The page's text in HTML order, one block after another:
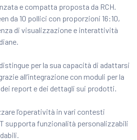
e compatta proposta da RCH.
da 10 pollici con proporzioni 16:10,
di visualizzazione e interattività
per la sua capacità di adattarsi
all’integrazione con moduli per la
report e dei dettagli sui prodotti.
l’operatività in vari contesti
supporta funzionalità personalizzabili